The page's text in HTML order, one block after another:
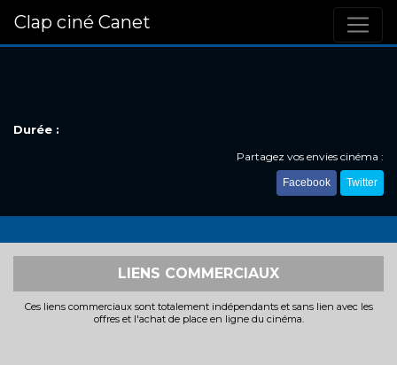
Clap ciné Canet
Durée :
Partagez vos envies cinéma :
Facebook Twitter
LIENS COMMERCIAUX
Ces liens commerciaux sont totalement indépendants et sans lien avec les
offres et l'achat de place en ligne du cinéma.